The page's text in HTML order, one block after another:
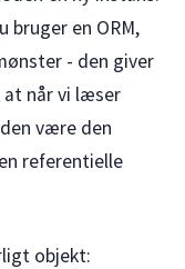
bruger en ORM,
- den giver
at når vi læser
være den
referentielle
objekt: